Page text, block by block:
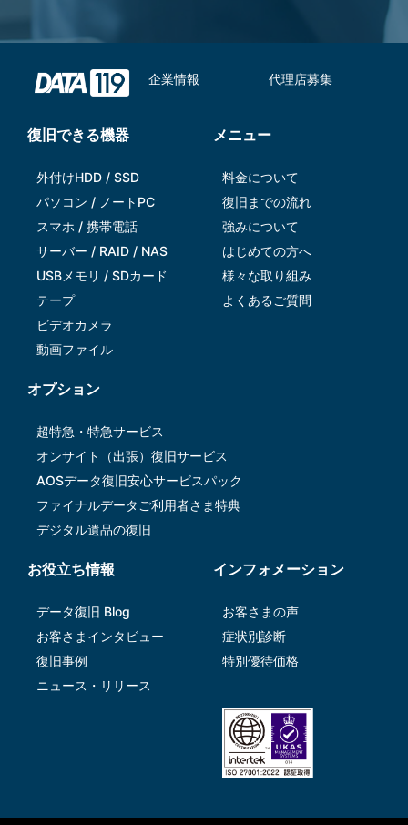
企業情報 代理店募集
復旧できる機器
外付けHDD / SSD
パソコン / ノートPC
スマホ / 携帯電話
サーバー / RAID / NAS
USBメモリ / SDカード
テープ
ビデオカメラ
動画ファイル
メニュー
料金について
復旧までの流れ
強みについて
はじめての方へ
様々な取り組み
よくあるご質問
オプション
超特急・特急サービス
オンサイト（出張）復旧サービス
AOSデータ復旧安⼼サービスパック
ファイナルデータご利⽤者さま特典
デジタル遺品の復旧
お役立ち情報
データ復旧 Blog
お客さまインタビュー
復旧事例
ニュース・リリース
インフォメーション
お客さまの声
症状別診断
特別優待価格